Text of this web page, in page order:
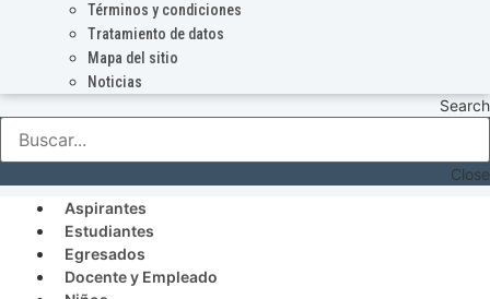
Términos y condiciones
Tratamiento de datos
Mapa del sitio
Noticias
Search
Close
Aspirantes
Estudiantes
Egresados
Docente y Empleado